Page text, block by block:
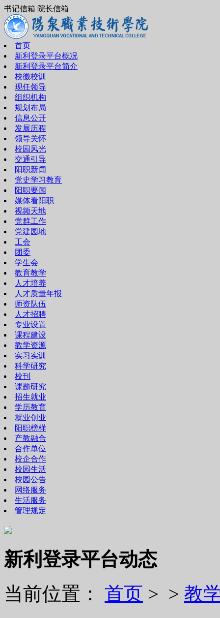
书记信箱 院长信箱
首页
新利登录平台概况
新利登录平台简介
校徽校训
现任领导
组织机构
规划布局
信息公开
发展历程
领导关怀
校园风光
交通引导
阳职新闻
党史学习教育
阳职要闻
媒体看阳职
视频天地
党群工作
党建园地
工会
团委
学生会
教育教学
人才培养
人才质量年报
师资队伍
人才招聘
专业设置
课程建设
教学资源
实习实训
科学研究
校刊
课题研究
招生就业
学历教育
就业创业
阳职榜样
产教融合
合作单位
校企合作
校园生活
校园公告
网络服务
生活服务
管理规定
新利登录平台动态
当前位置：
首页 > > 教